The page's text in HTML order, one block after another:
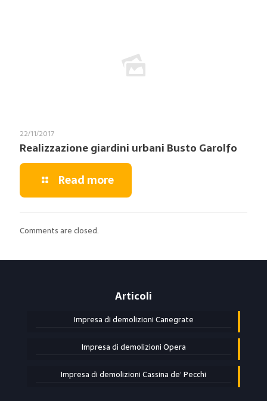
22/11/2017
Realizzazione giardini urbani Busto Garolfo
Read more
Comments are closed.
Articoli
Impresa di demolizioni Canegrate
Impresa di demolizioni Opera
Impresa di demolizioni Cassina de’ Pecchi